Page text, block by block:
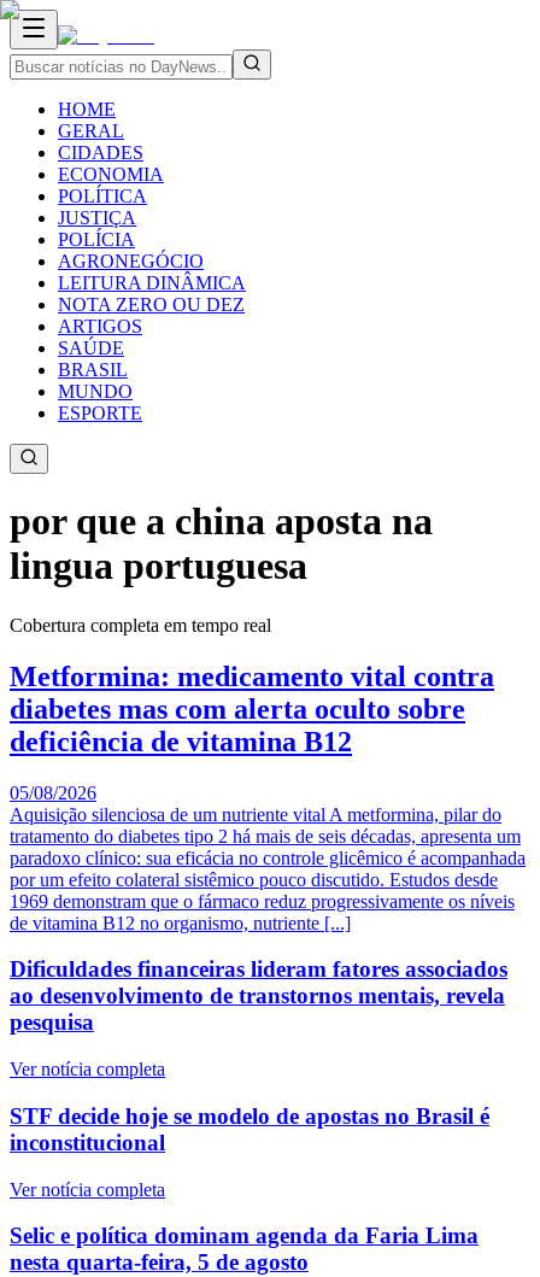
HOME
GERAL
CIDADES
ECONOMIA
POLÍTICA
JUSTIÇA
POLÍCIA
AGRONEGÓCIO
LEITURA DINÂMICA
NOTA ZERO OU DEZ
ARTIGOS
SAÚDE
BRASIL
MUNDO
ESPORTE
por que a china aposta na
lingua portuguesa
Cobertura completa em tempo real
Metformina: medicamento vital contra
diabetes mas com alerta oculto sobre
deficiência de vitamina B12
05/08/2026
Aquisição silenciosa de um nutriente vital A metformina, pilar do
tratamento do diabetes tipo 2 há mais de seis décadas, apresenta um
paradoxo clínico: sua eficácia no controle glicêmico é acompanhada
por um efeito colateral sistêmico pouco discutido. Estudos desde
1969 demonstram que o fármaco reduz progressivamente os níveis
de vitamina B12 no organismo, nutriente [...]
Dificuldades financeiras lideram fatores associados
ao desenvolvimento de transtornos mentais, revela
pesquisa
Ver notícia completa
STF decide hoje se modelo de apostas no Brasil é
inconstitucional
Ver notícia completa
Selic e política dominam agenda da Faria Lima
nesta quarta-feira, 5 de agosto